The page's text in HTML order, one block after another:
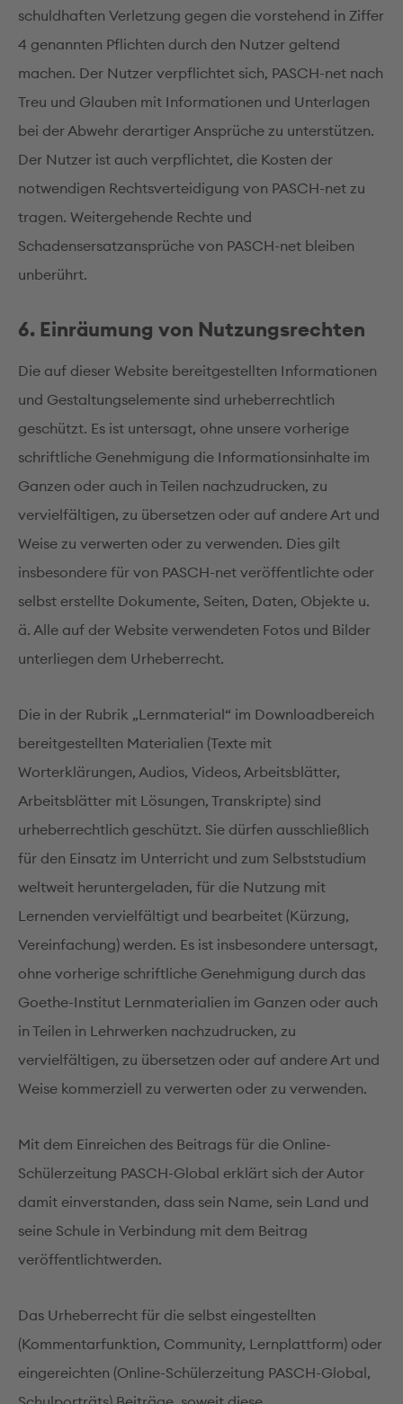
schuldhaften Verletzung gegen die vorstehend in Ziffer
4 genannten Pflichten durch den Nutzer geltend
machen. Der Nutzer verpflichtet sich, PASCH-net nach
Treu und Glauben mit Informationen und Unterlagen
bei der Abwehr derartiger Ansprüche zu unterstützen.
Der Nutzer ist auch verpflichtet, die Kosten der
notwendigen Rechtsverteidigung von PASCH-net zu
tragen. Weitergehende Rechte und
Schadensersatzansprüche von PASCH-net bleiben
unberührt.
6. Einräumung von Nutzungsrechten
Die auf dieser Website bereitgestellten Informationen
und Gestaltungselemente sind urheberrechtlich
geschützt. Es ist untersagt, ohne unsere vorherige
schriftliche Genehmigung die Informationsinhalte im
Ganzen oder auch in Teilen nachzudrucken, zu
vervielfältigen, zu übersetzen oder auf andere Art und
Weise zu verwerten oder zu verwenden. Dies gilt
insbesondere für von PASCH-net veröffentlichte oder
selbst erstellte Dokumente, Seiten, Daten, Objekte u.
ä. Alle auf der Website verwendeten Fotos und Bilder
unterliegen dem Urheberrecht.
Die in der Rubrik „Lernmaterial“ im Downloadbereich
bereitgestellten Materialien (Texte mit
Worterklärungen, Audios, Videos, Arbeitsblätter,
Arbeitsblätter mit Lösungen, Transkripte) sind
urheberrechtlich geschützt. Sie dürfen ausschließlich
für den Einsatz im Unterricht und zum Selbststudium
weltweit heruntergeladen, für die Nutzung mit
Lernenden vervielfältigt und bearbeitet (Kürzung,
Vereinfachung) werden. Es ist insbesondere untersagt,
ohne vorherige schriftliche Genehmigung durch das
Goethe-Institut Lernmaterialien im Ganzen oder auch
in Teilen in Lehrwerken nachzudrucken, zu
vervielfältigen, zu übersetzen oder auf andere Art und
Weise kommerziell zu verwerten oder zu verwenden.
Mit dem Einreichen des Beitrags für die Online-
Schülerzeitung PASCH-Global erklärt sich der Autor
damit einverstanden, dass sein Name, sein Land und
seine Schule in Verbindung mit dem Beitrag
veröffentlichtwerden.
Das Urheberrecht für die selbst eingestellten
(Kommentarfunktion, Community, Lernplattform) oder
eingereichten (Online-Schülerzeitung PASCH-Global,